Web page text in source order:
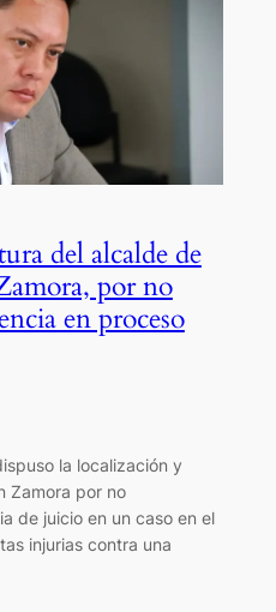
del alcalde de
por no
en proceso
la localización y
Zamora por no
de juicio en un caso en el
injurias contra una